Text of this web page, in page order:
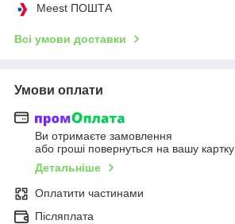
Meest ПОШТА
Всі умови доставки
Умови оплати
Ви отримаєте замовлення
або гроші повернуться на вашу картку
Детальніше
Оплатити частинами
Післяплата